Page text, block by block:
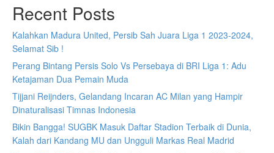
Recent Posts
Kalahkan Madura United, Persib Sah Juara Liga 1 2023-2024,
Selamat Sib !
Perang Bintang Persis Solo Vs Persebaya di BRI Liga 1: Adu
Ketajaman Dua Pemain Muda
Tijjani Reijnders, Gelandang Incaran AC Milan yang Hampir
Dinaturalisasi Timnas Indonesia
Bikin Bangga! SUGBK Masuk Daftar Stadion Terbaik di Dunia,
Kalah dari Kandang MU dan Ungguli Markas Real Madrid